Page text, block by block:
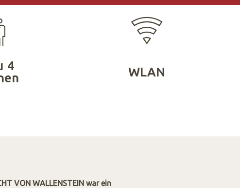
4
WLAN
VON WALLENSTEIN war ein